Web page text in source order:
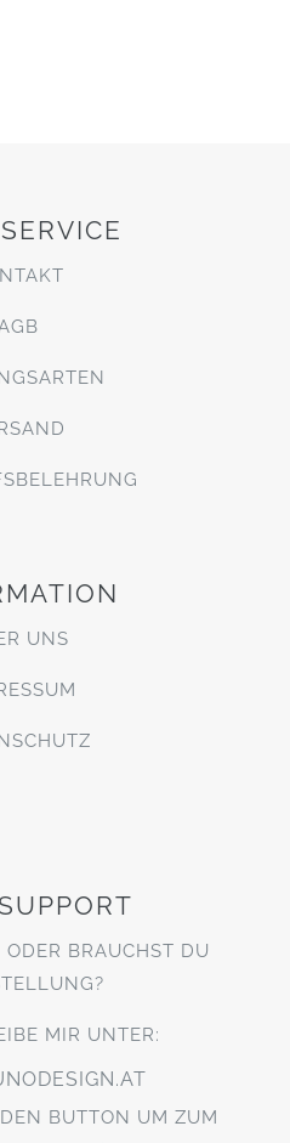
UNS
BRAUCHST DU
MIR UNTER:
BUTTON UM ZUM